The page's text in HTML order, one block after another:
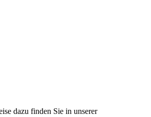
dazu finden Sie in unserer